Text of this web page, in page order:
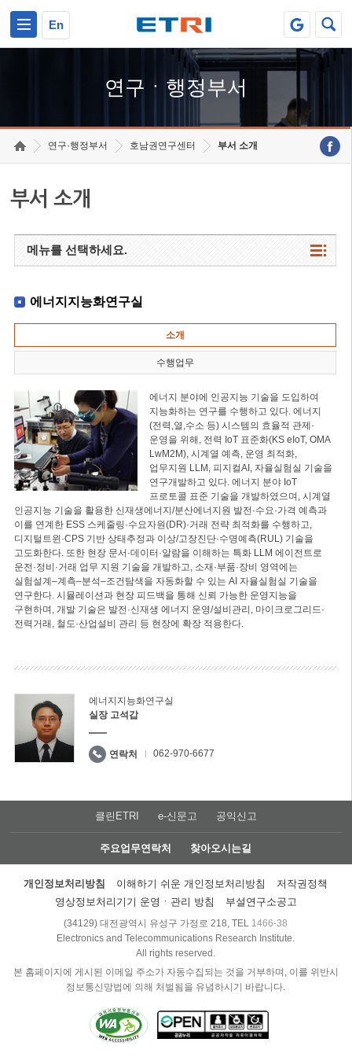
En
연구ㆍ행정부서
연구·행정부서 호남권연구센터 부서 소개
부서 소개
메뉴를 선택하세요.
에너지지능화연구실
소개
수행업무
에너지 분야에 인공지능 기술을 도입하여
지능화하는 연구를 수행하고 있다. 에너지
(전력,열,수소 등) 시스템의 효율적 관제·
운영을 위해, 전력 IoT 표준화(KS eIoT, OMA
LwM2M), 시계열 예측, 운영 최적화,
업무지원 LLM, 피지컬AI, 자율실험실 기술을
연구개발하고 있다. 에너지 분야 IoT
프로토콜 표준 기술을 개발하였으며, 시계열
인공지능 기술을 활용한 신재생에너지/분산에너지원 발전·수요·가격 예측과
이를 연계한 ESS 스케줄링·수요자원(DR)·거래 전략 최적화를 수행하고,
디지털트윈·CPS 기반 상태추정과 이상/고장진단·수명예측(RUL) 기술을
고도화한다. 또한 현장 문서·데이터·알람을 이해하는 특화 LLM 에이전트로
운전·정비·거래 업무 지원 기술을 개발하고, 소재·부품·장비 영역에는
실험설계–계측–분석–조건탐색을 자동화할 수 있는 AI 자율실험실 기술을
연구한다. 시뮬레이션과 현장 피드백을 통해 신뢰 가능한 운영지능을
구현하며, 개발 기술은 발전·신재생 에너지 운영/설비관리, 마이크로그리드·
전력거래, 철도·산업설비 관리 등 현장에 확장 적용한다.
에너지지능화연구실
실장 고석갑
연락처 062-970-6677
클린ETRI e-신문고 공익신고
주요업무연락처 찾아오시는길
개인정보처리방침 이해하기 쉬운 개인정보처리방침
저작권정책
영상정보처리기기 운영ㆍ관리 방침
부설연구소공고
(34129) 대전광역시 유성구 가정로 218, TEL 1466-38
Electronics and Telecommunications Research Institute.
All rights reserved.
본 홈페이지에 게시된 이메일 주소가 자동수집되는 것을 거부하며, 이를 위반시
정보통신망법에 의해 처벌됨을 유념하시기 바랍니다.